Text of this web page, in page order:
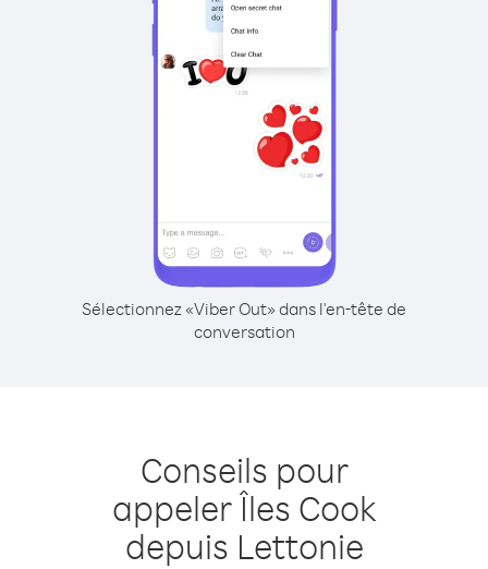
Sélectionnez «Viber Out» dans l'en-tête de
conversation
Conseils pour
appeler Îles Cook
depuis Lettonie